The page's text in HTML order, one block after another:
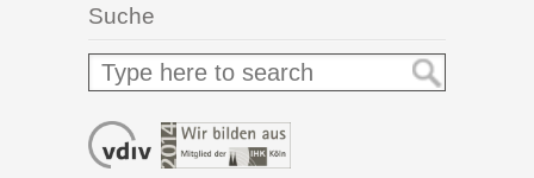
Suche